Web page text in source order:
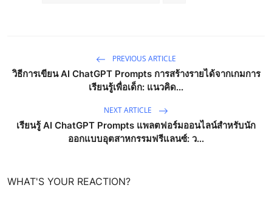
PREVIOUS ARTICLE
วิธีการเขียน AI ChatGPT Prompts การสร้างรายได้จากเกมการ
เรียนรู้เพื่อเด็ก: แนวคิด...
NEXT ARTICLE
เรียนรู้ AI ChatGPT Prompts แพลตฟอร์มออนไลน์สำหรับนัก
ออกแบบอุตสาหกรรมฟรีแลนซ์: ว...
WHAT'S YOUR REACTION?